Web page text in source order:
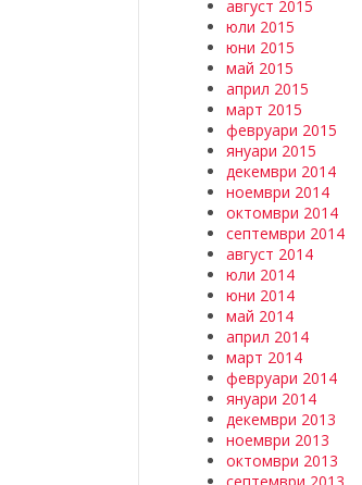
август 2015
юли 2015
юни 2015
май 2015
април 2015
март 2015
февруари 2015
януари 2015
декември 2014
ноември 2014
октомври 2014
септември 2014
август 2014
юли 2014
юни 2014
май 2014
април 2014
март 2014
февруари 2014
януари 2014
декември 2013
ноември 2013
октомври 2013